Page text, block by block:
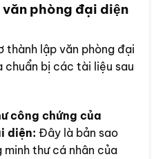
phòng đại diện
thành lập văn phòng đại
chuẩn bị các tài liệu sau
công chứng của
diện: Đây là bản sao
thư cá nhân của